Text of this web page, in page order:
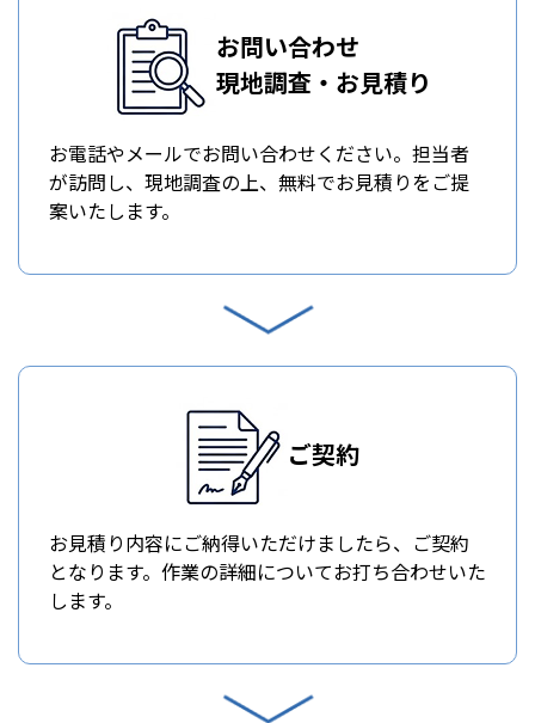
お問い合わせ
現地調査・お見積り
お電話やメールでお問い合わせください。担当者
が訪問し、現地調査の上、無料でお見積りをご提
案いたします。
ご契約
お見積り内容にご納得いただけましたら、ご契約
となります。作業の詳細についてお打ち合わせいた
します。